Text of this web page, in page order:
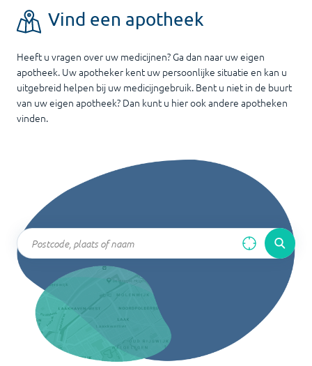
Vind een apotheek
Heeft u vragen over uw medicijnen? Ga dan naar uw eigen
apotheek. Uw apotheker kent uw persoonlijke situatie en kan u
uitgebreid helpen bij uw medicijngebruik. Bent u niet in de buurt
van uw eigen apotheek? Dan kunt u hier ook andere apotheken
vinden.